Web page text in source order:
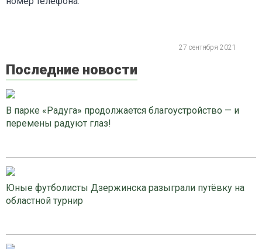
27 сентября 2021
Последние новости
В парке «Радуга» продолжается благоустройство — и
перемены радуют глаз!
Юные футболисты Дзержинска разыграли путёвку на
областной турнир